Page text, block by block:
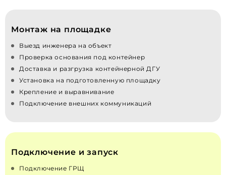
Монтаж на площадке
Выезд инженера на объект
Проверка основания под контейнер
Доставка и разгрузка контейнерной ДГУ
Установка на подготовленную площадку
Крепление и выравнивание
Подключение внешних коммуникаций
Подключение и запуск
Подключение ГРЩ